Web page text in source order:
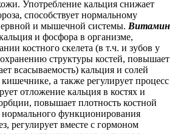
Употребление кальция снижает
способствует нормальному
и мышечной системы. Витамин
и фосфора в организме,
костного скелета (в т.ч. и зубов у
структуры костей, повышает
всасываемость) кальция и солей
а также регулирует процесс
отложение кальция в костях и
повышает плотность костной
функционирования
регулирует вместе с гормоном